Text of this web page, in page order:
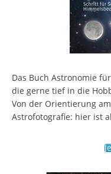
Das Buch Astronomie
die gerne tief in die
Von der Orientierung
Astrofotografie: hier ist